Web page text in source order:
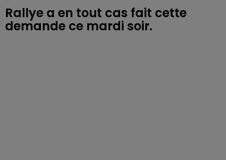
Rallye a en tout cas fait cette
demande ce mardi soir.